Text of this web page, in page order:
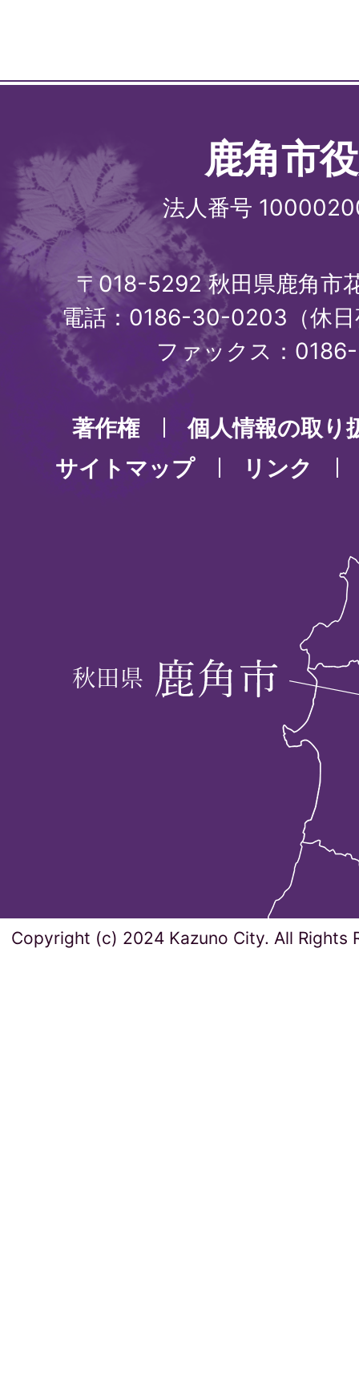
鹿角市
法人番号
〒018-5292 秋田県鹿角市
電話：0186-30-0203（休
ファックス：
著作権
個人情報の取り
サイトマップ
リンク
Copyright (c) 2024 Kazuno City. All Rights